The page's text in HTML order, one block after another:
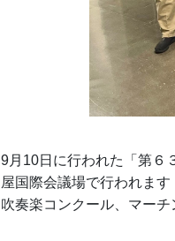
9月10日に行われた「第６
屋国際会議場で行われま
吹奏楽コンクール、マー